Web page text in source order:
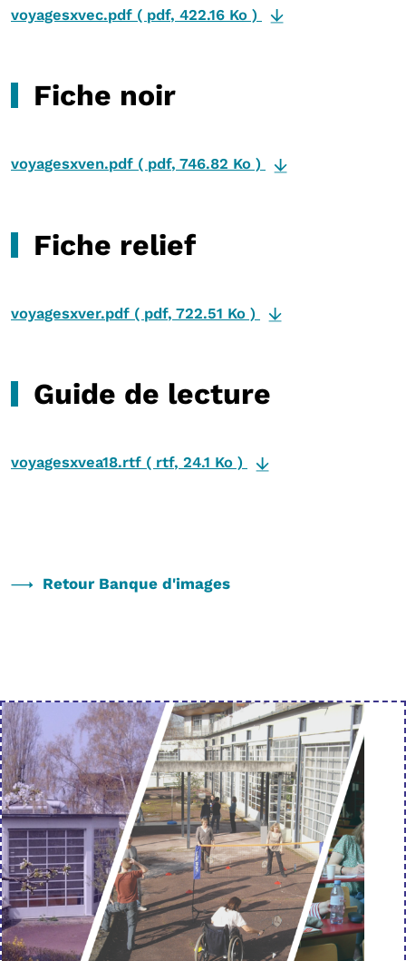
voyagesxvec.pdf ( pdf, 422.16 Ko )
Fiche noir
voyagesxven.pdf ( pdf, 746.82 Ko )
Fiche relief
voyagesxver.pdf ( pdf, 722.51 Ko )
Guide de lecture
voyagesxvea18.rtf ( rtf, 24.1 Ko )
Retour Banque d'images